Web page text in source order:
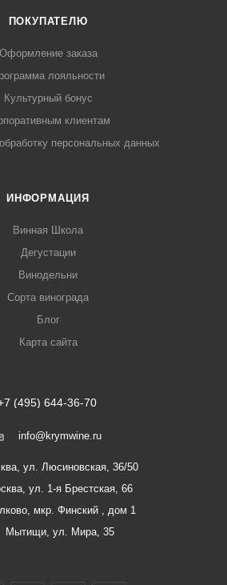
ПОКУПАТЕЛЮ
Оформление заказа
лояльности
Культурный бонус
клиентам
персональных данных
ИНФОРМАЦИЯ
Винная Школа
Дегустации
Винодельни
Сорта винограда
Блог
Карта сайта
(495) 644-36-70
info@krymwine.ru
ул. Люсиновская, 36/50
ул. 1-я Брестская, 66
мкр. Финский , дом 1
Мытищи, ул. Мира, 35